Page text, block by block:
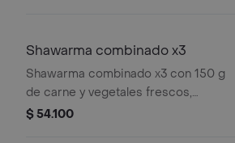
Shawarma combinado x3
Shawarma combinado x3 con 150 g
de carne y vegetales frescos,
envuelto en tortilla.
$ 54.100